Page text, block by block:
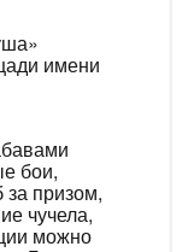
имени
бои,
за призом,
чучела,
можно